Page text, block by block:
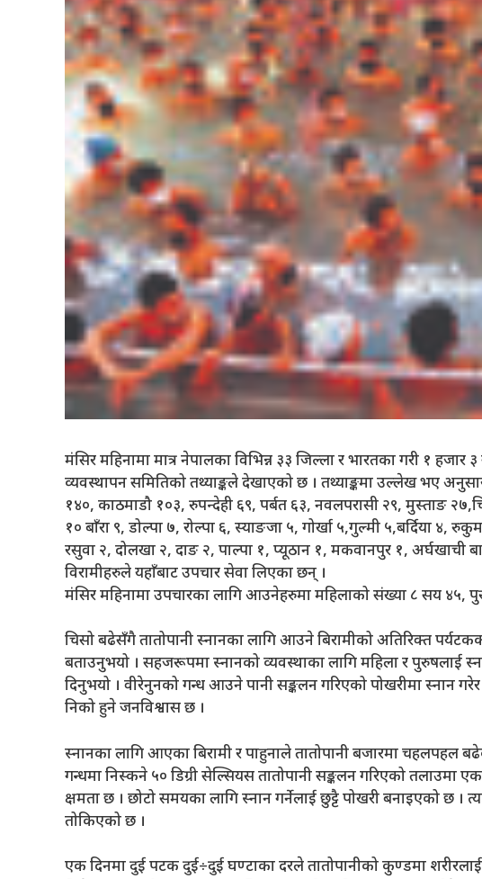
मंसिर महिनामा मात्र नेपालका विभिन्न ३३ जिल्ला र भारतका गरी १
व्यवस्थापन समितिको तथ्याङ्कले देखाएको छ । तथ्याङ्कमा उल्लेख भए
१४०, काठमाडौ १०३, रुपन्देही ६९, पर्बत ६३, नवलपरासी २९, मुस्ताङ
१० बाँरा ९, डोल्पा ७, रोल्पा ६, स्याङजा ५, गोर्खा ५,गुल्मी ५,बर्दिया
रसुवा २, दोलखा २, दाङ २, पाल्पा १, प्यूठान १, मकवानपुर १, अर्घखाची
विरामीहरुले यहाँबाट उपचार सेवा लिएका छन् ।
मंसिर महिनामा उपचारका लागि आउनेहरुमा महिलाको संख्या ८ सय ४५,
चिसो बढेसँगै तातोपानी स्नानका लागि आउने बिरामीको अतिरिक्त
बताउनुभयो । सहजरूपमा स्नानको व्यवस्थाका लागि महिला र पुरुषलाई
दिनुभयो । वीरेनुनको गन्ध आउने पानी सङ्कलन गरिएको पोखरीमा स्नान
निको हुने जनविश्वास छ ।
स्नानका लागि आएका बिरामी र पाहुनाले तातोपानी बजारमा चहलपहल
गन्धमा निस्कने ५० डिग्री सेल्सियस तातोपानी सङ्कलन गरिएको
क्षमता छ । छोटो समयका लागि स्नान गर्नेलाई छुट्टै पोखरी बनाइएको छ ।
तोकिएको छ ।
एक दिनमा दुई पटक दुई÷दुई घण्टाका दरले तातोपानीको कुण्डमा